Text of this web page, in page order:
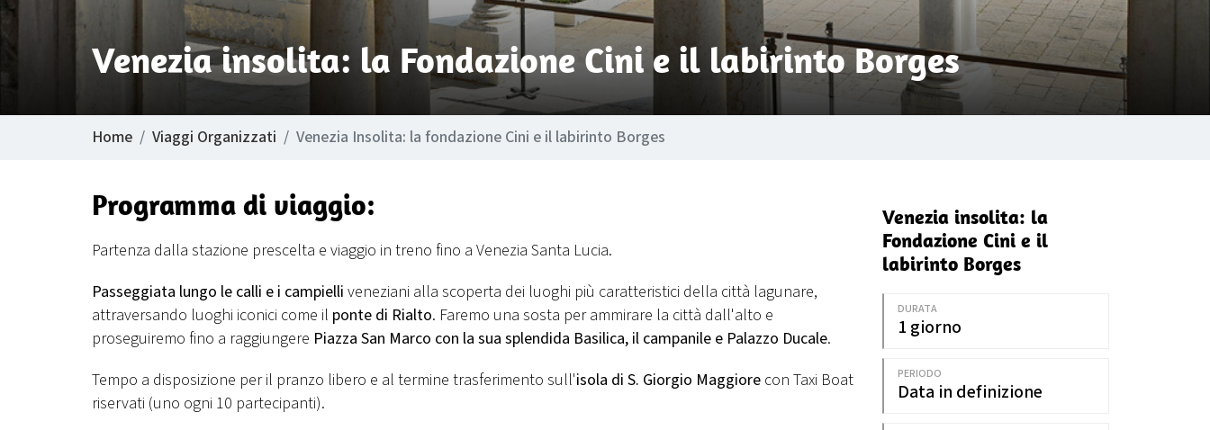
Venezia insolita: la Fondazione Cini e il labirinto Borges
Home Viaggi Organizzati Venezia Insolita: la fondazione Cini e il labirinto Borges
Programma di viaggio:
Partenza dalla stazione prescelta e viaggio in treno fino a Venezia Santa Lucia.
Passeggiata lungo le calli e i campielli veneziani alla scoperta dei luoghi più caratteristici della città lagunare,
attraversando luoghi iconici come il ponte di Rialto. Faremo una sosta per ammirare la città dall'alto e
proseguiremo fino a raggiungere Piazza San Marco con la sua splendida Basilica, il campanile e Palazzo Ducale.
Tempo a disposizione per il pranzo libero e al termine trasferimento sull'isola di S. Giorgio Maggiore con Taxi Boat
riservati (uno ogni 10 partecipanti).
Venezia insolita: la
Fondazione Cini e il
labirinto Borges
DURATA
1 giorno
PERIODO
Data in definizione